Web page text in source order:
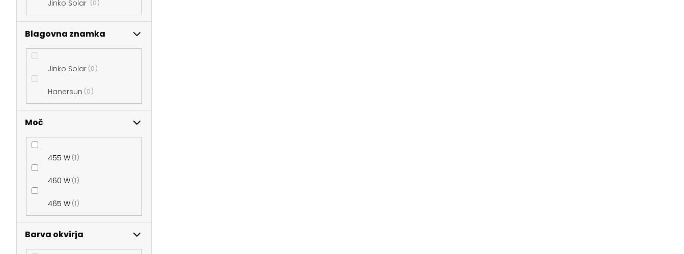
c
a
Jinko Solar 0
Blagovna znamka
Jinko Solar 0
Hanersun 0
Moč
455 W 1
460 W 1
465 W 1
Barva okvirja